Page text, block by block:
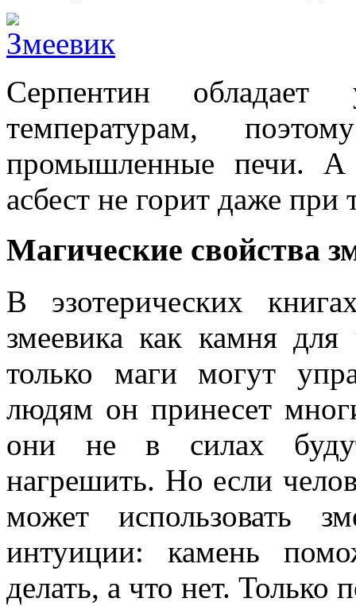
Серпентин
температурам,
промышленные печи. А
асбест не горит даже при
Магические свойства
В эзотерических
змеевика как камня
только маги могут
людям он принесет
они не в силах
нагрешить. Но если
может использовать
интуиции: камень
делать, а что нет. Только